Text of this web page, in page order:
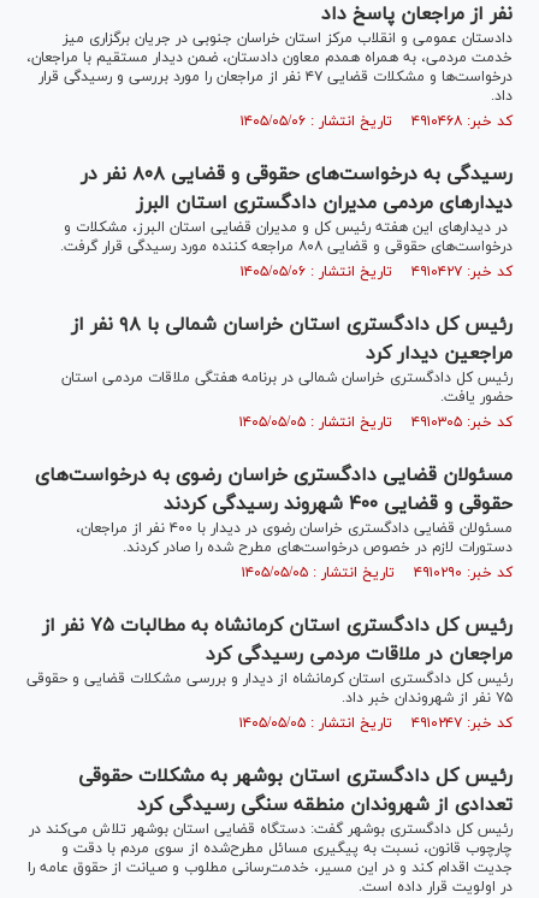
نفر از مراجعان پاسخ داد
دادستان عمومی و انقلاب مرکز استان خراسان جنوبی در جریان برگزاری میز
خدمت مردمی، به همراه همدم معاون دادستان، ضمن دیدار مستقیم با مراجعان،
درخواست‌ها و مشکلات قضایی ۴۷ نفر از مراجعان را مورد بررسی و رسیدگی قرار
داد.
کد خبر: ۴۹۱۰۴۶۸ تاریخ انتشار : ۱۴۰۵/۰۵/۰۶
رسیدگی به درخواست‌های حقوقی و قضایی ۸۰۸ نفر در
دیدار‌های مردمی مدیران دادگستری استان البرز
در دیدار‌های این هفته رئیس کل و مدیران قضایی استان البرز، مشکلات و
درخواست‌های حقوقی و قضایی ۸۰۸ مراجعه کننده مورد رسیدگی قرار گرفت.
کد خبر: ۴۹۱۰۴۲۷ تاریخ انتشار : ۱۴۰۵/۰۵/۰۶
رئیس کل دادگستری استان خراسان شمالی با ۹۸ نفر از
مراجعین دیدار کرد
رئیس کل دادگستری خراسان شمالی در برنامه هفتگی ملاقات مردمی استان
حضور یافت.
کد خبر: ۴۹۱۰۳۰۵ تاریخ انتشار : ۱۴۰۵/۰۵/۰۵
مسئولان قضایی دادگستری خراسان رضوی به درخواست‌های
حقوقی و قضایی ۴۰۰ شهروند رسیدگی کردند
مسئولان قضایی دادگستری خراسان رضوی در دیدار با ۴۰۰ نفر از مراجعان،
دستورات لازم در خصوص درخواست‌های مطرح شده را صادر کردند.
کد خبر: ۴۹۱۰۲۹۰ تاریخ انتشار : ۱۴۰۵/۰۵/۰۵
رئیس کل دادگستری استان کرمانشاه به مطالبات ۷۵ نفر از
مراجعان در ملاقات مردمی رسیدگی کرد
رئیس کل دادگستری استان کرمانشاه از دیدار و بررسی مشکلات قضایی و حقوقی
۷۵ نفر از شهروندان خبر داد.
کد خبر: ۴۹۱۰۲۴۷ تاریخ انتشار : ۱۴۰۵/۰۵/۰۵
رئیس کل دادگستری استان بوشهر به مشکلات حقوقی
تعدادی از شهروندان منطقه سنگی رسیدگی کرد
رئیس کل دادگستری بوشهر گفت: دستگاه قضایی استان بوشهر تلاش می‌کند در
چارچوب قانون، نسبت به پیگیری مسائل مطرح‌شده از سوی مردم با دقت و
جدیت اقدام کند و در این مسیر، خدمت‌رسانی مطلوب و صیانت از حقوق عامه را
در اولویت قرار داده است.